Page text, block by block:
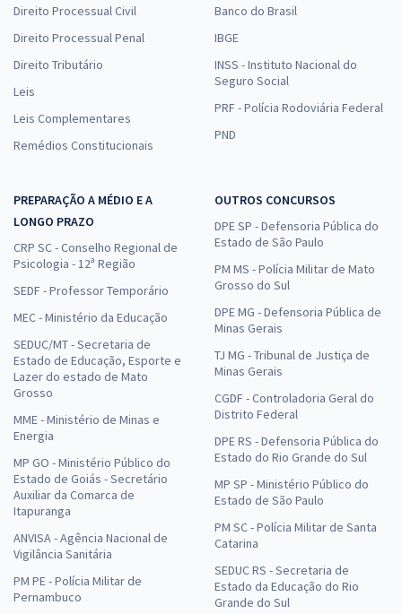
Direito Processual Civil
Direito Processual Penal
Direito Tributário
Leis
Leis Complementares
Remédios Constitucionais
Banco do Brasil
IBGE
INSS - Instituto Nacional do
Seguro Social
PRF - Polícia Rodoviária Federal
PND
PREPARAÇÃO A MÉDIO E A
LONGO PRAZO
CRP SC - Conselho Regional de
Psicologia - 12ª Região
SEDF - Professor Temporário
MEC - Ministério da Educação
SEDUC/MT - Secretaria de
Estado de Educação, Esporte e
Lazer do estado de Mato
Grosso
MME - Ministério de Minas e
Energia
MP GO - Ministério Público do
Estado de Goiás - Secretário
Auxiliar da Comarca de
Itapuranga
ANVISA - Agência Nacional de
Vigilância Sanitária
PM PE - Polícia Militar de
Pernambuco
OUTROS CONCURSOS
DPE SP - Defensoria Pública do
Estado de São Paulo
PM MS - Polícia Militar de Mato
Grosso do Sul
DPE MG - Defensoria Pública de
Minas Gerais
TJ MG - Tribunal de Justiça de
Minas Gerais
CGDF - Controladoria Geral do
Distrito Federal
DPE RS - Defensoria Pública do
Estado do Rio Grande do Sul
MP SP - Ministério Público do
Estado de São Paulo
PM SC - Polícia Militar de Santa
Catarina
SEDUC RS - Secretaria de
Estado da Educação do Rio
Grande do Sul